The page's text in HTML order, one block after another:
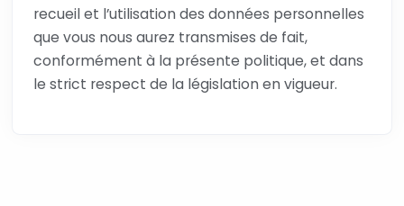
recueil et l’utilisation des données personnelles
que vous nous aurez transmises de fait,
conformément à la présente politique, et dans
le strict respect de la législation en vigueur.